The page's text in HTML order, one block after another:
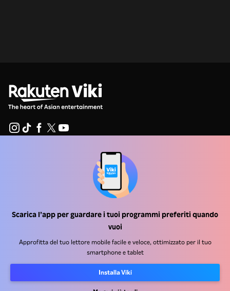
Scarica l’app per guardare i tuoi programmi preferiti quando
vuoi
Approfitta del tuo lettore mobile facile e veloce, ottimizzato per il tuo
smartphone e tablet
Installa Viki
Inserzionisti
Condizioni d'uso